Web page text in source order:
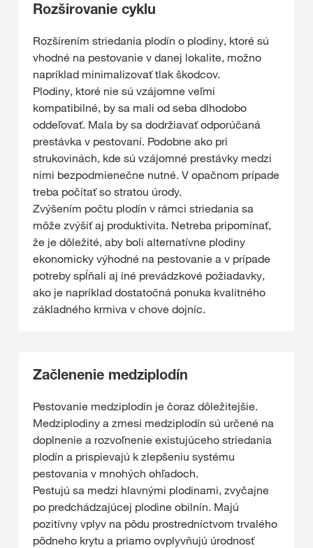
Rozširovanie cyklu
Rozšírením striedania plodín o plodiny, ktoré sú
vhodné na pestovanie v danej lokalite, možno
napríklad minimalizovať tlak škodcov.
Plodiny, ktoré nie sú vzájomne veľmi
kompatibilné, by sa mali od seba dlhodobo
oddeľovať. Mala by sa dodržiavať odporúčaná
prestávka v pestovaní. Podobne ako pri
strukovinách, kde sú vzájomné prestávky medzi
nimi bezpodmienečne nutné. V opačnom prípade
treba počítať so stratou úrody.
Zvýšením počtu plodín v rámci striedania sa
môže zvýšiť aj produktivita. Netreba pripomínať,
že je dôležité, aby boli alternatívne plodiny
ekonomicky výhodné na pestovanie a v prípade
potreby spĺňali aj iné prevádzkové požiadavky,
ako je napríklad dostatočná ponuka kvalitného
základného krmiva v chove dojníc.
Začlenenie medziplodín
Pestovanie medziplodín je čoraz dôležitejšie.
Medziplodiny a zmesi medziplodín sú určené na
doplnenie a rozvoľnenie existujúceho striedania
plodín a prispievajú k zlepšeniu systému
pestovania v mnohých ohľadoch.
Pestujú sa medzi hlavnými plodinami, zvyčajne
po predchádzajúcej plodine obilnín. Majú
pozitívny vplyv na pôdu prostredníctvom trvalého
pôdneho krytu a priamo ovplyvňujú úrodnosť